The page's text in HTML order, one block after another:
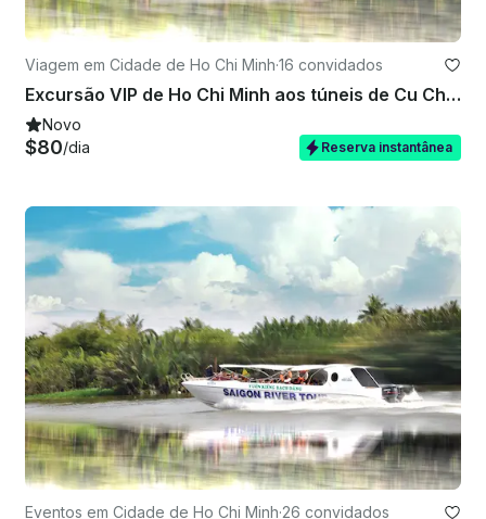
Viagem em Cidade de Ho Chi Minh·16 convidados
Excursão VIP de Ho Chi Minh aos túneis de Cu Chi em lancha com almoço incluído
Novo
$80/dia Reserva instantânea
Eventos em Cidade de Ho Chi Minh·26 convidados